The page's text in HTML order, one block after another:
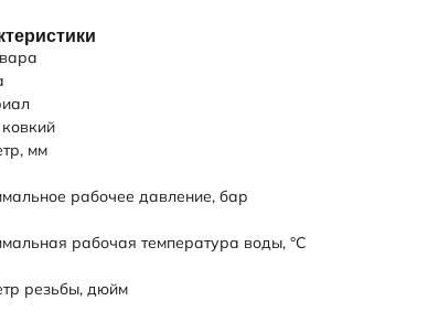
мм
рабочее давление, бар
рабочая температура воды, °C
резьбы, дюйм